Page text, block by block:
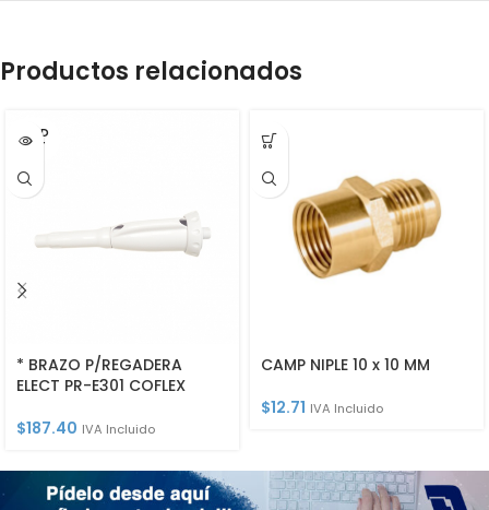
Productos relacionados
SOLD
OUT
* BRAZO P/REGADERA
ELECT PR-E301 COFLEX
$187.40 IVA Incluido
CAMP NIPLE 10 x 10 MM
$12.71 IVA Incluido